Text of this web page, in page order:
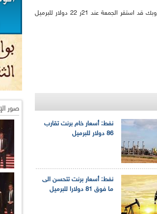
وجاء في بيان للمنظمة نشرته على موقعها الإلكتروني أن سعر سلة خامات أوبك قد استقر الجمعة عند 21ر 22 دولار للبرميل
نفط: أسعار خام برنت تقارب
86 دولار للبرميل
نفط: أسعار برنت تتحسن الى
ما فوق 81 دولارا للبرميل
صور